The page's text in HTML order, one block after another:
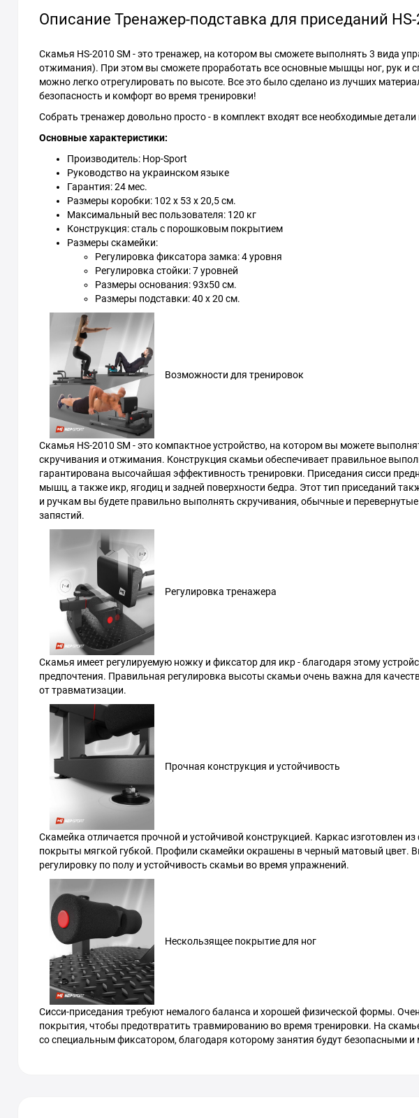
Описание Тренажер-подставка для приседаний HS-
Скамья HS-2010 SM - это тренажер, на котором вы сможете выполнять 3 вида
отжимания). При этом вы сможете проработать все основные мышцы ног, рук и
можно легко отрегулировать по высоте. Все это было сделано из лучших
безопасность и комфорт во время тренировки!
Собрать тренажер довольно просто - в комплект входят все необходимые
Основные характеристики:
Производитель: Hop-Sport
Руководство на украинском языке
Гарантия: 24 мес.
Размеры коробки: 102 x 53 x 20,5 см.
Максимальный вес пользователя: 120 кг
Конструкция: сталь с порошковым покрытием
Размеры скамейки:
Регулировка фиксатора замка: 4 уровня
Регулировка стойки: 7 уровней
Размеры основания: 93x50 см.
Размеры подставки: 40 x 20 см.
Возможности для тренировок
Скамья HS-2010 SM - это компактное устройство, на котором вы можете
скручивания и отжимания. Конструкция скамьи обеспечивает правильное
гарантирована высочайшая эффективность тренировки. Приседания сисси
мышц, а также икр, ягодиц и задней поверхности бедра. Этот тип приседаний
и ручкам вы будете правильно выполнять скручивания, обычные и
запястий.
Регулировка тренажера
Скамья имеет регулируемую ножку и фиксатор для икр - благодаря этому
предпочтения. Правильная регулировка высоты скамьи очень важна для
от травматизации.
Прочная конструкция и устойчивость
Скамейка отличается прочной и устойчивой конструкцией. Каркас изготовлен
покрыты мягкой губкой. Профили скамейки окрашены в ​​черный матовый цвет.
регулировку по полу и устойчивость скамьи во время упражнений.
Нескользящее покрытие для ног
Сисси-приседания требуют немалого баланса и хорошей физической формы.
покрытия, чтобы предотвратить травмированию во время тренировки. На
со специальным фиксатором, благодаря которому занятия будут безопасными